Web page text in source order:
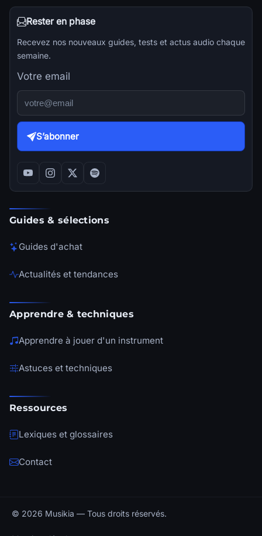
Rester en phase
Recevez nos nouveaux guides, tests et actus audio chaque
semaine.
Votre email
S’abonner
Guides & sélections
Guides d'achat
Actualités et tendances
Apprendre & techniques
Apprendre à jouer d'un instrument
Astuces et techniques
Ressources
Lexiques et glossaires
Contact
© 2026 Musikia — Tous droits réservés.